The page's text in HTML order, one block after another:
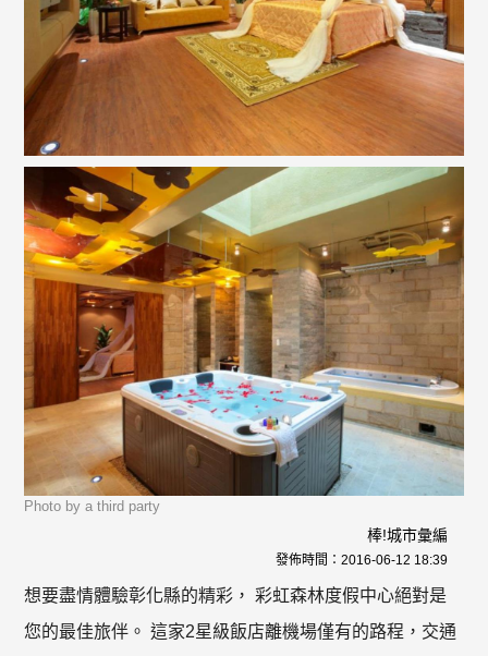
Photo by a third party
棒!城市彙編
發佈時間： 2016-06-12 18:39
想要盡情體驗彰化縣的精彩， 彩虹森林度假中心絕對是
您的最佳旅伴。 這家2星級飯店離機場僅有的路程，交通